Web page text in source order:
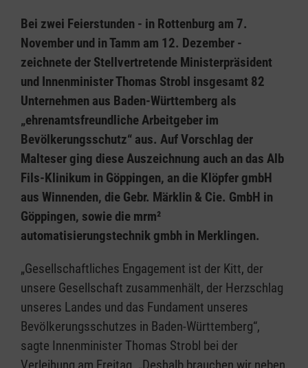
Bei zwei Feierstunden - in Rottenburg am 7.
November und in Tamm am 12. Dezember -
zeichnete der Stellvertretende Ministerpräsident
und Innenminister Thomas Strobl insgesamt 82
Unternehmen aus Baden-Württemberg als
„ehrenamtsfreundliche Arbeitgeber im
Bevölkerungsschutz“ aus. Auf Vorschlag der
Malteser ging diese Auszeichnung auch an das Alb
Fils-Klinikum in Göppingen, an die Klöpfer gmbH
aus Winnenden, die Gebr. Märklin & Cie. GmbH in
Göppingen, sowie die mrm²
automatisierungstechnik gmbh in Merklingen.
„Gesellschaftliches Engagement ist der Kitt, der
unsere Gesellschaft zusammenhält, der Herzschlag
unseres Landes und das Fundament unseres
Bevölkerungsschutzes in Baden-Württemberg“,
sagte Innenminister Thomas Strobl bei der
Verleihung am Freitag. „Deshalb brauchen wir neben